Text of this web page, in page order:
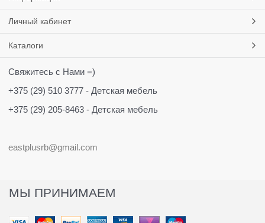
Личный кабинет
Каталоги
Свяжитесь с Нами =)
+375 (29) 510 3777 - Детская мебель
+375 (29) 205-8463 - Детская мебель
eastplusrb@gmail.com
МЫ ПРИНИМАЕМ